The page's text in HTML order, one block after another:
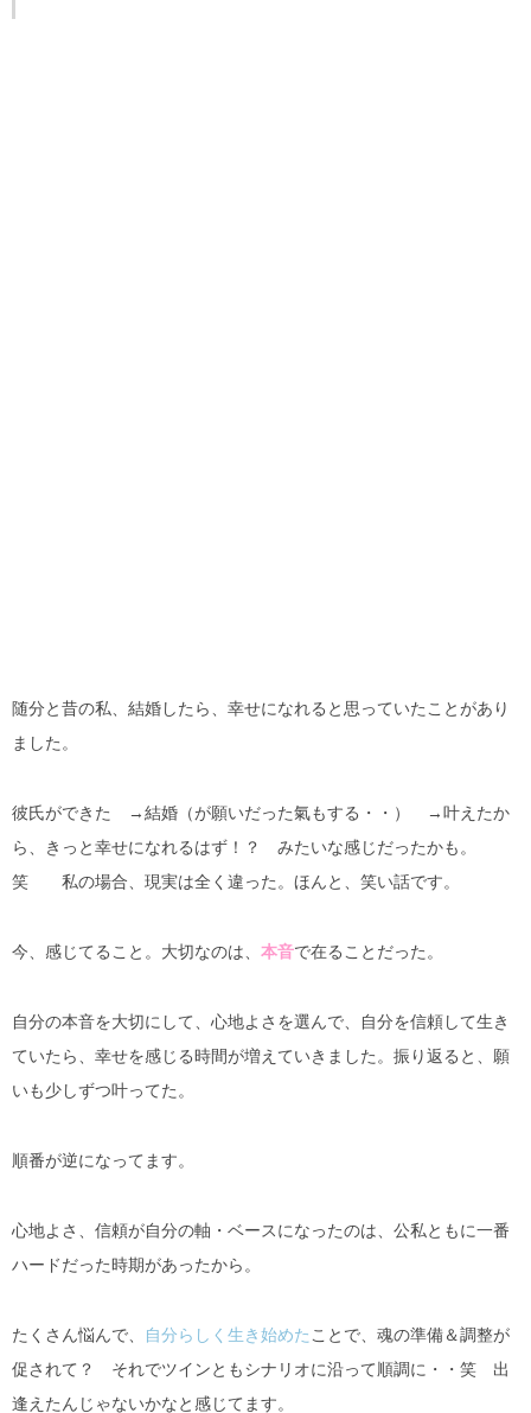
随分と昔の私、結婚したら、幸せになれると思っていたことがあり
ました。
彼氏ができた →結婚（が願いだった氣もする・・） →叶えたか
ら、きっと幸せになれるはず！？ みたいな感じだったかも。
笑 私の場合、現実は全く違った。ほんと、笑い話です。
今、感じてること。大切なのは、 本音で在ることだった。
自分の本音を大切にして、心地よさを選んで、自分を信頼して生き
ていたら、幸せを感じる時間が増えていきました。振り返ると、願
いも少しずつ叶ってた。
順番が逆になってます。
心地よさ、信頼が自分の軸・ベースになったのは、公私ともに一番
ハードだった時期があったから。
たくさん悩んで、 自分らしく生き始めた ことで、魂の準備＆調整が
促されて？ それでツインともシナリオに沿って順調に・・笑 出
逢えたんじゃないかなと感じてます。